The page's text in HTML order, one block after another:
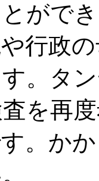
がで
行政
。タ
を再
。か